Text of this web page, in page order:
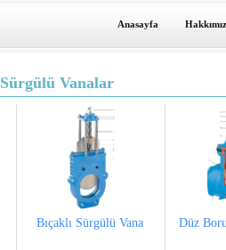
Anasayfa
Sürgülü Vanalar
Bıçaklı Sürgülü Vana Düz